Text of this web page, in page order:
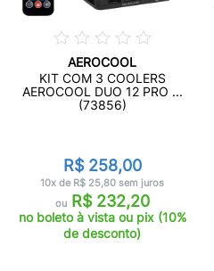
AEROCOOL
KIT COM 3 COOLERS
AEROCOOL DUO 12 PRO ...
(73856)
R$ 258,00
10x de R$ 25,80 sem juros
ouR$ 232,20
no boleto à vista ou pix (10%
de desconto)